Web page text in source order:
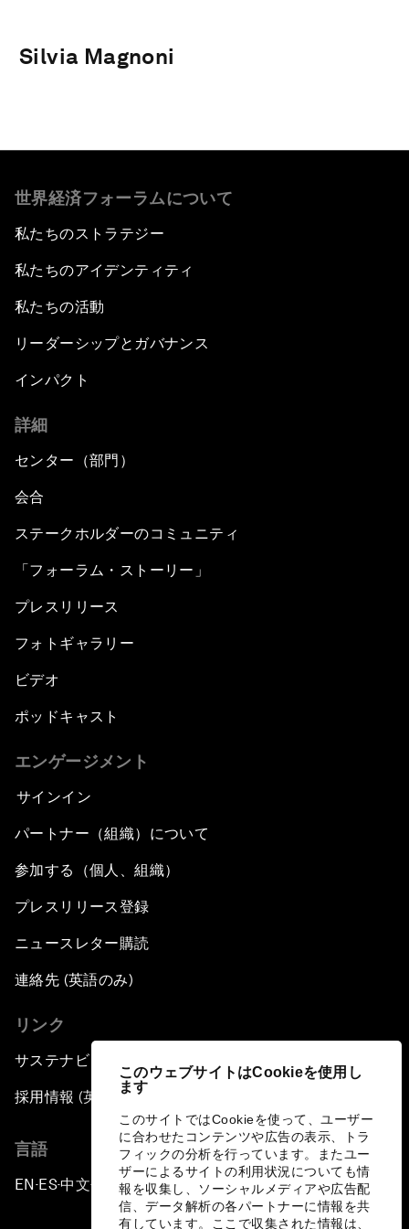
このウェブサイトはCookieを使用し
ます
このサイトではCookieを使って、ユーザー
に合わせたコンテンツや広告の表示、トラ
フィックの分析を行っています。またユー
ザーによるサイトの利用状況についても情
報を収集し、ソーシャルメディアや広告配
信、データ解析の各パートナーに情報を共
有しています。ここで収集された情報は、
Silvia Magnoni
世界経済フォーラムについて
私たちのストラテジー
私たちのアイデンティティ
私たちの活動
リーダーシップとガバナンス
インパクト
詳細
センター（部門）
会合
ステークホルダーのコミュニティ
「フォーラム・ストーリー」
プレスリリース
フォトギャラリー
ビデオ
ポッドキャスト
エンゲージメント
サインイン
パートナー（組織）について
参加する（個人、組織）
プレスリリース登録
ニュースレター購読
連絡先 (英語のみ)
リンク
サステナビリティへの取り組み
採用情報 (英語のみ)
言語
EN ▪ES▪中文▪ 日本語